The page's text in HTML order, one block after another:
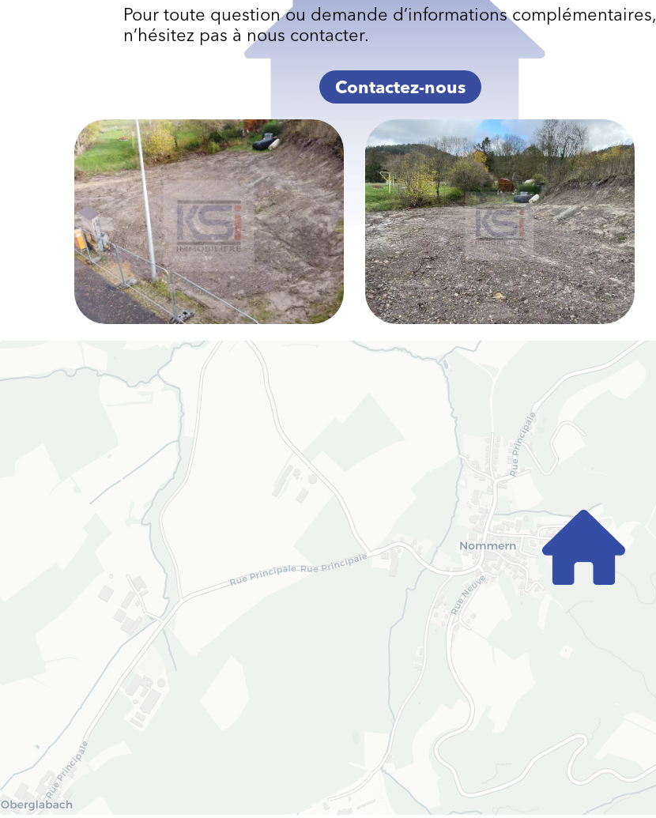
Pour toute question ou demande d’informations complémentaires,
n’hésitez pas à nous contacter.
Contactez-nous